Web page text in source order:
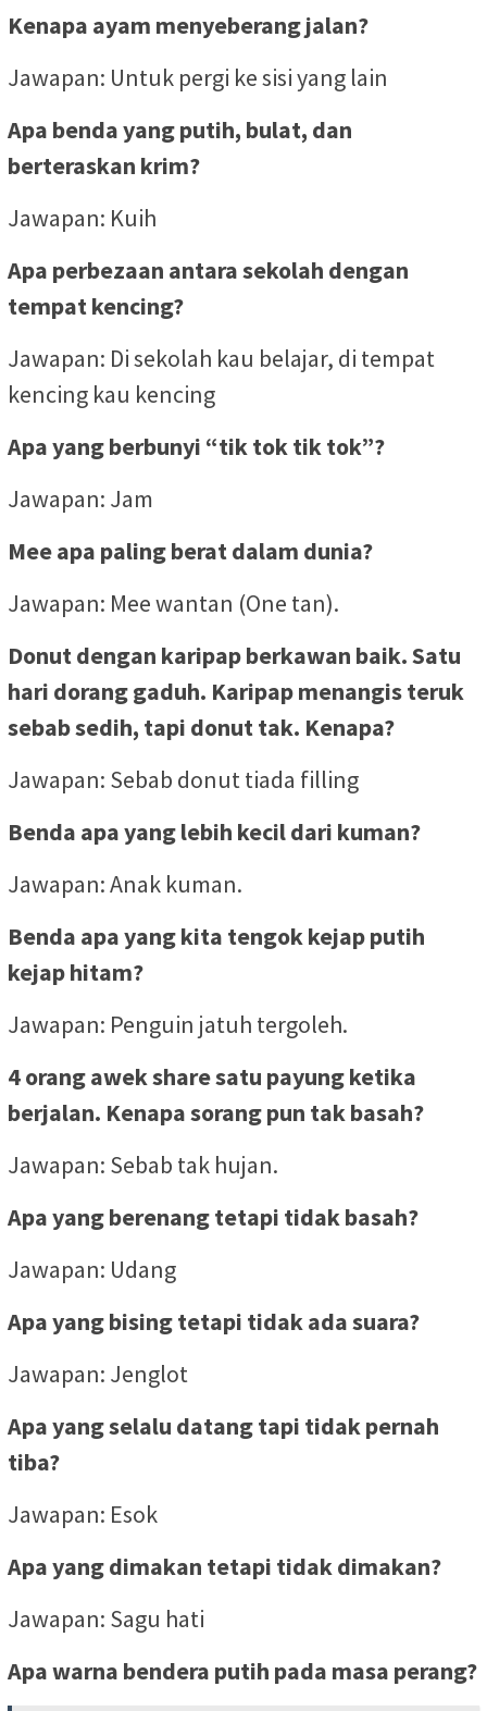
Kenapa ayam menyeberang jalan?
Jawapan: Untuk pergi ke sisi yang lain
Apa benda yang putih, bulat, dan
berteraskan krim?
Jawapan: Kuih
Apa perbezaan antara sekolah dengan
tempat kencing?
Jawapan: Di sekolah kau belajar, di tempat
kencing kau kencing
Apa yang berbunyi “tik tok tik tok”?
Jawapan: Jam
Mee apa paling berat dalam dunia?
Jawapan: Mee wantan (One tan).
Donut dengan karipap berkawan baik. Satu
hari dorang gaduh. Karipap menangis teruk
sebab sedih, tapi donut tak. Kenapa?
Jawapan: Sebab donut tiada filling
Benda apa yang lebih kecil dari kuman?
Jawapan: Anak kuman.
Benda apa yang kita tengok kejap putih
kejap hitam?
Jawapan: Penguin jatuh tergoleh.
4 orang awek share satu payung ketika
berjalan. Kenapa sorang pun tak basah?
Jawapan: Sebab tak hujan.
Apa yang berenang tetapi tidak basah?
Jawapan: Udang
Apa yang bising tetapi tidak ada suara?
Jawapan: Jenglot
Apa yang selalu datang tapi tidak pernah
tiba?
Jawapan: Esok
Apa yang dimakan tetapi tidak dimakan?
Jawapan: Sagu hati
Apa warna bendera putih pada masa perang?